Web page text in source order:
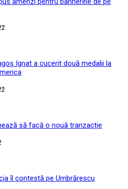
Ignat a cucerit două medalii la
să facă o nouă tranzacție
îl contestă pe Umbrărescu